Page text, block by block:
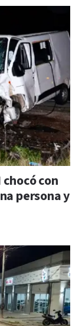
con
persona y